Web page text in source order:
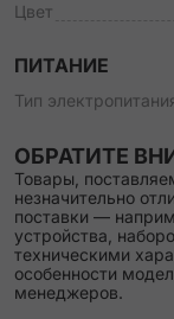
Цвет
ПИТАНИЕ
Тип
ОБРАТИТЕ
Товары,
незначительно
поставки —
устройства,
техническими
особенности
менеджеров.